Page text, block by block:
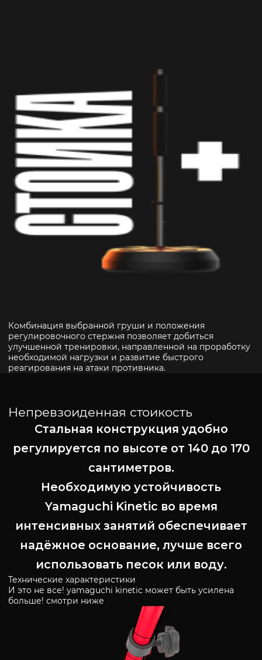
Комбинация выбранной груши и положения
регулировочного стержня позволяет добиться
улучшенной тренировки, направленной на проработку
необходимой нагрузки и развитие быстрого
реагирования на атаки противника.
Непревзоиденная стоикость
Стальная конструкция удобно
регулируется по высоте от 140 до 170
сантиметров.
Необходимую устойчивость
Yamaguchi Kinetic во время
интенсивных занятий обеспечивает
надёжное основание, лучше всего
использовать песок или воду.
Технические характеристики
И это не все! yamaguchi kinetic может быть усилена
больше! смотри ниже